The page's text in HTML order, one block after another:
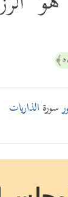
سورة الذاريات